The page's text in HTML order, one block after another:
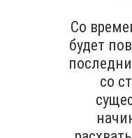
Со
будет
со